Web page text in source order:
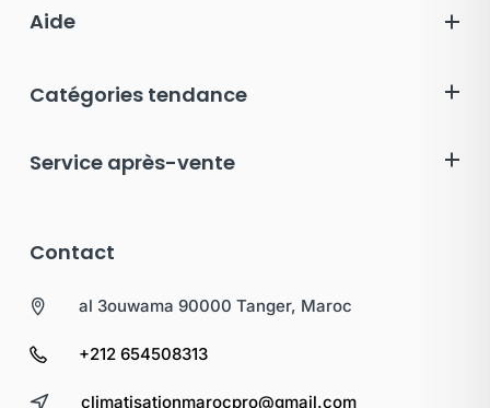
Aide
Catégories tendance
Service après-vente
Contact
al 3ouwama 90000 Tanger, Maroc
+212 654508313
climatisationmarocpro@gmail.com